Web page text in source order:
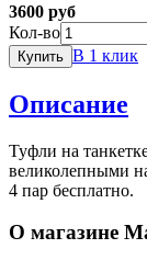
3600 руб
Кол-во
Купить В 1 клик
Описание
Туфли на
великолепными
4 пар бесплатно.
О магазине